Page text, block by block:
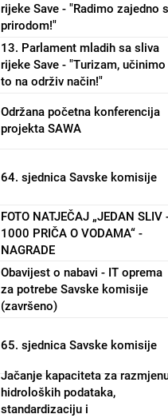
rijeke Save - "Radimo zajedno s
prirodom!"
13. Parlament mladih sa sliva
rijeke Save - "Turizam, učinimo
to na održiv način!"
Održana početna konferencija
projekta SAWA
64. sjednica Savske komisije
FOTO NATJEČAJ „JEDAN SLIV
1000 PRIČA O VODAMA“ -
NAGRADE
Obavijest o nabavi - IT oprema
za potrebe Savske komisije
(završeno)
65. sjednica Savske komisije
Jačanje kapaciteta za
hidroloških podataka,
standardizaciju i